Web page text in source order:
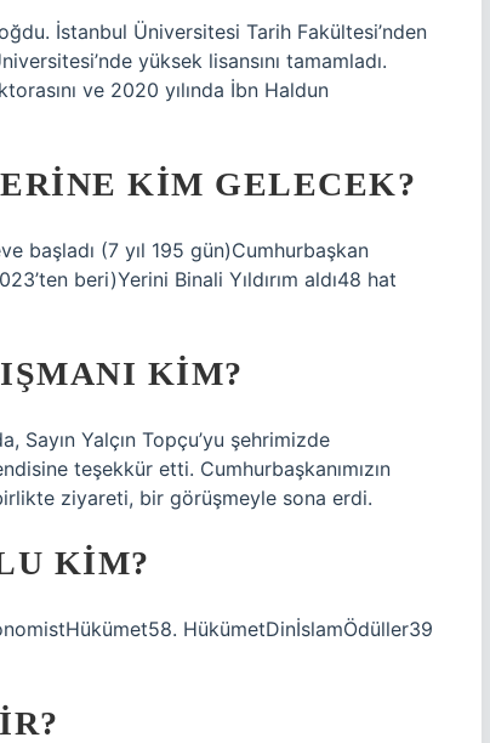
İstanbul Üniversitesi Tarih Fakültesi’nden
yüksek lisansını tamamladı.
ve 2020 yılında İbn Haldun
KIM GELECEK?
başladı (7 yıl 195 gün)Cumhurbaşkan
beri)Yerini Binali Yıldırım aldı48 hat
KIM?
Sayın Yalçın Topçu’yu şehrimizde
teşekkür etti. Cumhurbaşkanımızın
birlikte ziyareti, bir görüşmeyle sona erdi.
KIM?
HükümetDinİslamÖdüller39